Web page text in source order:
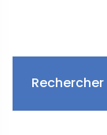
Rechercher